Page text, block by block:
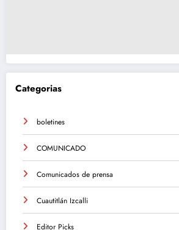
Categorias
boletines
COMUNICADO
Comunicados de prensa
Cuautitlán Izcalli
Editor Picks